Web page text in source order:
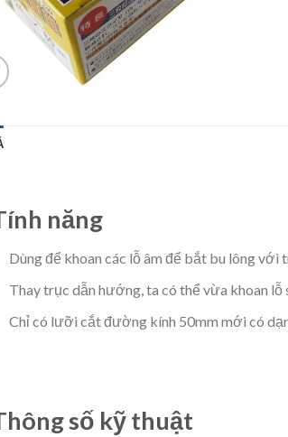
năng
Dùng để khoan các lỗ âm để bắt bu lông
Thay trục dẫn hướng, ta có thể vừa khoan
Chỉ có lưỡi cắt đường kính 50mm mới có
số kỹ thuật